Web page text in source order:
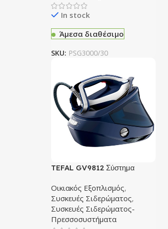
In stock
Άμεσα διαθέσιμο
SKU: PSG3000/30
TEFAL GV9812 Σύστημα
Οικιακός Εξοπλισμός,
Συσκευές Σιδερώματος,
Συσκευές Σιδερώματος-
Πρεσσοσυστήματα